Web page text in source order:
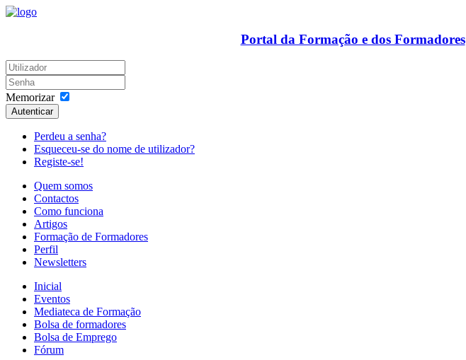
Portal da Formação e dos Formadores
Memorizar
Autenticar
Perdeu a senha?
Esqueceu-se do nome de utilizador?
Registe-se!
Quem somos
Contactos
Como funciona
Artigos
Formação de Formadores
Perfil
Newsletters
Inicial
Eventos
Mediateca de Formação
Bolsa de formadores
Bolsa de Emprego
Fórum